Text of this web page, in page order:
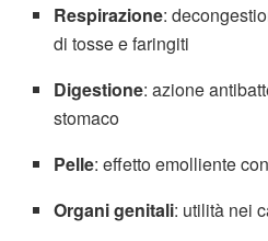
Respirazione:
di tosse e faringiti
Digestione: azione
stomaco
Pelle: effetto emolliente
Organi genitali: utilità nei